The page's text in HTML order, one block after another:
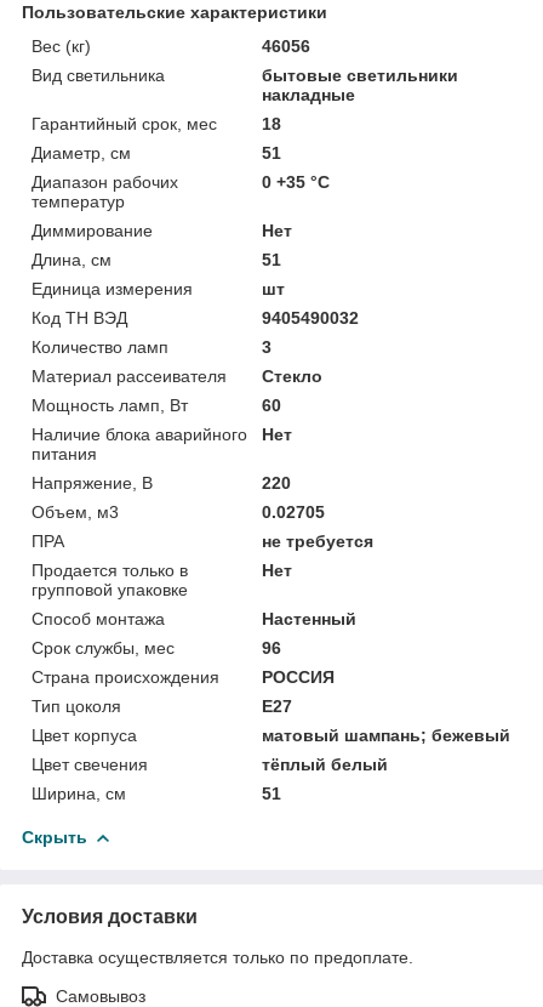
Пользовательские характеристики
Вес (кг)
46056
Вид светильника
бытовые светильники
накладные
Гарантийный срок, мес
18
Диаметр, см
51
Диапазон рабочих
температур
0 +35 °C
Диммирование
Нет
Длина, см
51
Единица измерения
шт
Код ТН ВЭД
9405490032
Количество ламп
3
Материал рассеивателя
Стекло
Мощность ламп, Вт
60
Наличие блока аварийного
питания
Нет
Напряжение, В
220
Объем, м3
0.02705
ПРА
не требуется
Продается только в
групповой упаковке
Нет
Способ монтажа
Настенный
Срок службы, мес
96
Страна происхождения
РОССИЯ
Тип цоколя
E27
Цвет корпуса
матовый шампань; бежевый
Цвет свечения
тёплый белый
Ширина, см
51
Скрыть
Условия доставки
Доставка осуществляется только по предоплате.
Самовывоз